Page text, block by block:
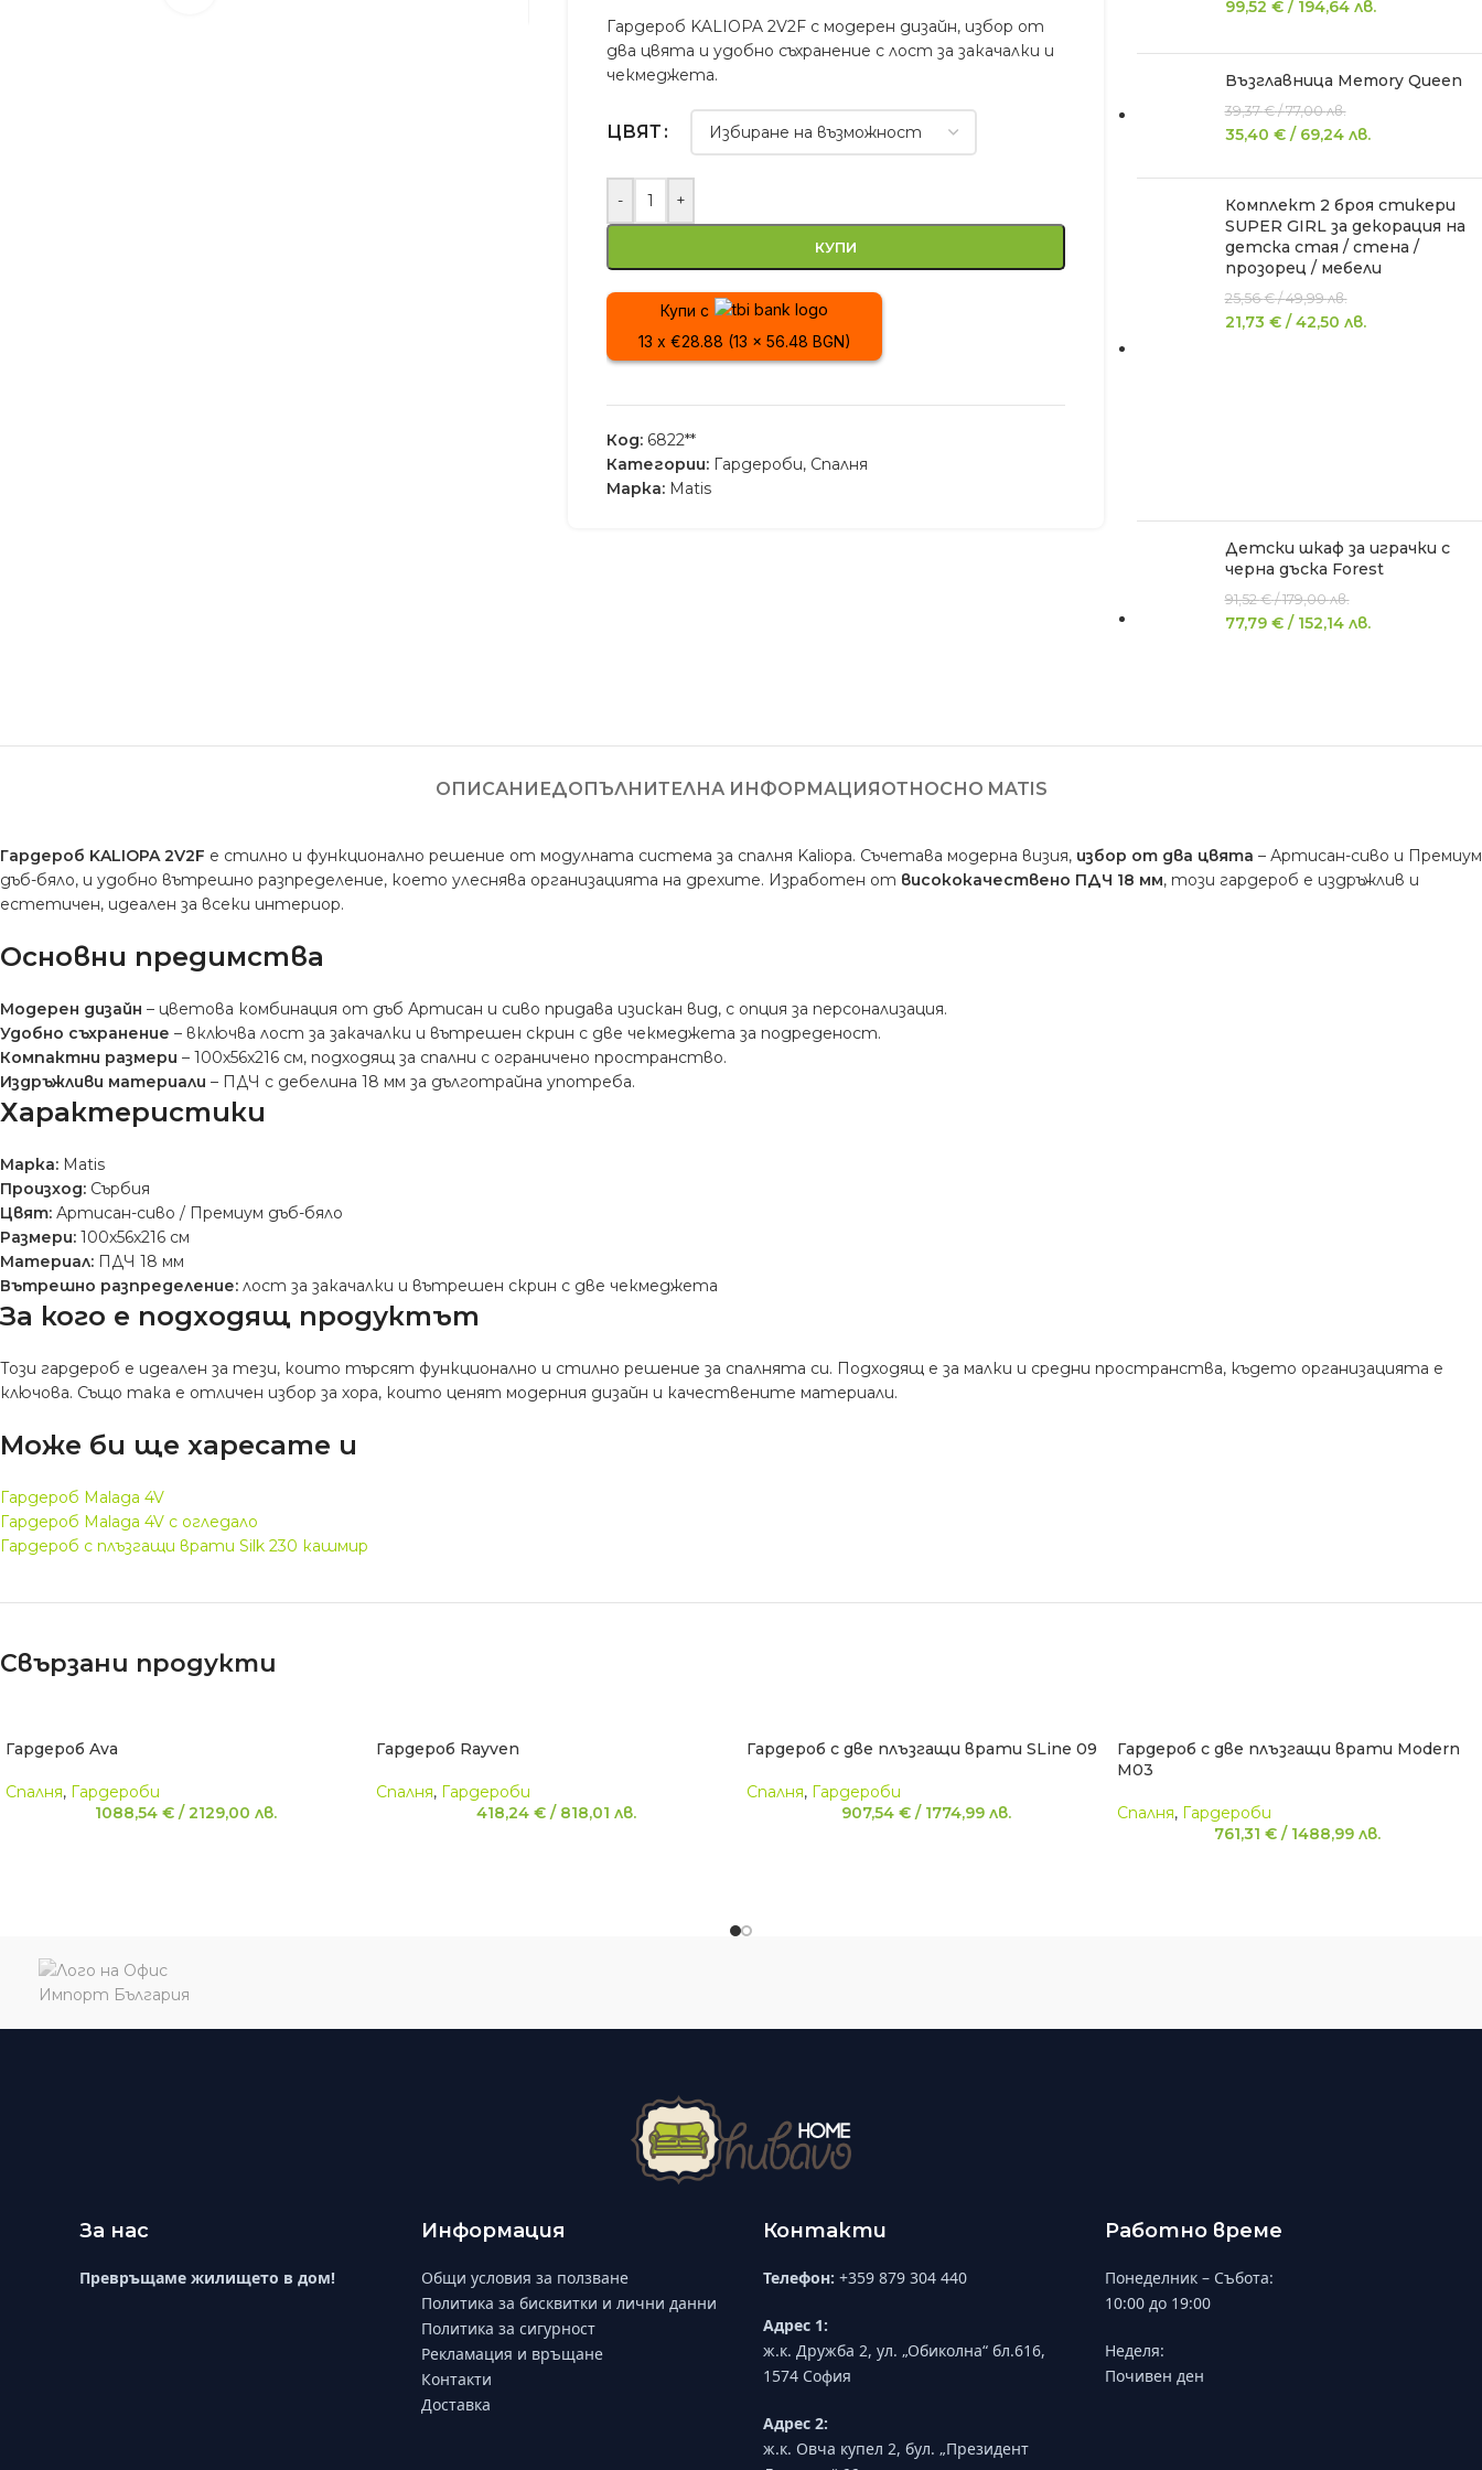
Гардероб KALIOPA 2V2F с модерен дизайн, избор от
два цвята и удобно съхранение с лост за закачалки и
чекмеджета.
ЦВЯТ
- +
КУПИ
Купи с
13 x €28.88 (13 x 56.48 BGN)
Код: 6822**
Категории: Гардероби, Спалня
Марка: Matis
99,52 € / 194,64 лв.
Възглавница Memory Queen
39,37€ /77,00лв.
35,40 € / 69,24 лв.
Комплект 2 броя стикери
SUPER GIRL за декорация на
детска стая / стена /
прозорец / мебели
25,56€ /49,99лв.
21,73 € /42,50 лв.
Детски шкаф за играчки с
черна дъска Forest
91,52€ /179,00лв.
77,79 € / 152,14 лв.
ОПИСАНИЕДОПЪЛНИТЕЛНА ИНФОРМАЦИЯОТНОСНО MATIS
Гардероб KALIOPA 2V2F е стилно и функционално решение от модулната система за спалня Kaliopa. Съчетава модерна визия, избор от два цвята – Артисан-сиво и Премиум
дъб-бяло, и удобно вътрешно разпределение, което улеснява организацията на дрехите. Изработен от висококачествено ПДЧ 18 мм, този гардероб е издръжлив и
естетичен, идеален за всеки интериор.
Основни предимства
Модерен дизайн – цветова комбинация от дъб Артисан и сиво придава изискан вид, с опция за персонализация.
Удобно съхранение – включва лост за закачалки и вътрешен скрин с две чекмеджета за подреденост.
Компактни размери – 100х56х216 см, подходящ за спални с ограничено пространство.
Издръжливи материали – ПДЧ с дебелина 18 мм за дълготрайна употреба.
Характеристики
Марка: Matis
Произход: Сърбия
Цвят: Артисан-сиво / Премиум дъб-бяло
Размери: 100х56х216 см
Материал: ПДЧ 18 мм
Вътрешно разпределение: лост за закачалки и вътрешен скрин с две чекмеджета
За кого е подходящ продуктът
Този гардероб е идеален за тези, които търсят функционално и стилно решение за спалнята си. Подходящ е за малки и средни пространства, където организацията е
ключова. Също така е отличен избор за хора, които ценят модерния дизайн и качествените материали.
Може би ще харесате и
Гардероб Malaga 4V
Гардероб Malaga 4V с огледало
Гардероб с плъзгащи врати Silk 230 кашмир
Свързани продукти
Гардероб Ava
Спалня, Гардероби
1088,54 € /2129,00 лв.
Гардероб Rayven
Спалня, Гардероби
418,24 € / 818,01 лв.
Гардероб с две плъзгащи врати SLine 09
Спалня, Гардероби
907,54 € / 1774,99 лв.
Гардероб с две плъзгащи врати Modern
M03
Спалня, Гардероби
761,31 € / 1488,99 лв.
За нас
Превръщаме жилището в дом!
Информация
Общи условия за ползване
Политика за бисквитки и лични данни
Политика за сигурност
Рекламация и връщане
Контакти
Доставка
Контакти
Телефон: +359 879 304 440
Адрес 1:
ж.к. Дружба 2, ул. „Обиколна“ бл.616,
1574 София
Адрес 2:
ж.к. Овча купел 2, бул. „Президент
Работно време
Понеделник – Събота:
10:00 до 19:00
Неделя:
Почивен ден